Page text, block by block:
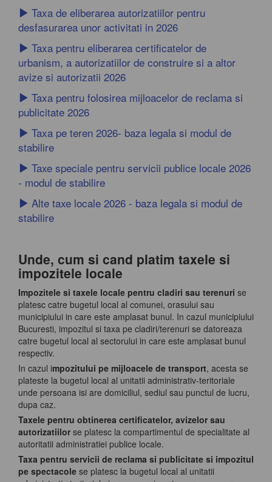
Taxa de eliberarea autorizatiilor pentru
desfasurarea unor activitati in 2026
Taxa pentru eliberarea certificatelor de
urbanism, a autorizatiilor de construire si a altor
avize si autorizatii 2026
Taxa pentru folosirea mijloacelor de reclama si
publicitate 2026
Taxa pe teren 2026- baza legala si modul de
stabilire
Taxe speciale pentru servicii publice locale 2026
- modul de stabilire
Alte taxe locale 2026 - baza legala si modul de
stabilire
Unde, cum si cand platim taxele si
impozitele locale
Impozitele si taxele locale pentru cladiri sau terenuri se
platesc catre bugetul local al comunei, orasului sau
municipiului in care este amplasat bunul. In cazul municipiului
Bucuresti, impozitul si taxa pe cladiri/terenuri se datoreaza
catre bugetul local al sectorului in care este amplasat bunul
respectiv.
In cazul impozitului pe mijloacele de transport, acesta se
plateste la bugetul local al unitatii administrativ-teritoriale
unde persoana isi are domiciliul, sediul sau punctul de lucru,
dupa caz.
Taxele pentru obtinerea certificatelor, avizelor sau
autorizatiilor se platesc la compartimentul de specialitate al
autoritatii administratiei publice locale.
Taxa pentru servicii de reclama si publicitate si impozitul
pe spectacole se platesc la bugetul local al unitatii